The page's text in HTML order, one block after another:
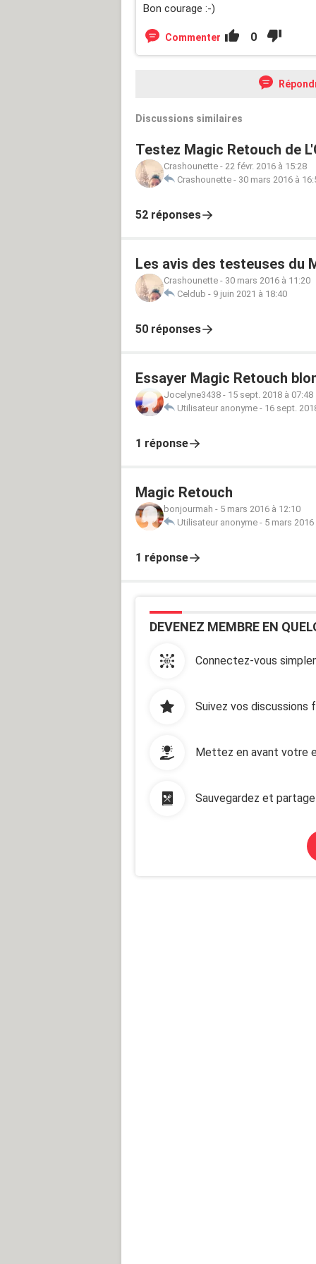
Bon courage :-)
Commenter 0
Discussions similaires
Testez Magic Retouch de
Crashounette - 22 févr. 2016 à 15:28
Crashounette - 30 mars 2016 à
52 réponses
Les avis des testeuses du
Crashounette - 30 mars 2016 à 11:20
Celdub - 9 juin 2021 à 18:40
50 réponses
Essayer Magic Retouch
Jocelyne3438 - 15 sept. 2018 à 07:48
Utilisateur anonyme - 16 sept.
1 réponse
Magic Retouch
bonjourmah - 5 mars 2016 à 12:10
Utilisateur anonyme - 5 mars 2016
1 réponse
DEVENEZ MEMBRE EN
Connectez-vous
Suivez vos
Mettez en avant votre
Sauvegardez et